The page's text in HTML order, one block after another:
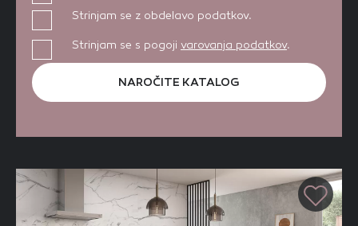
Strinjam se z obdelavo podatkov.
Strinjam se s pogoji varovanja podatkov.
NAROČITE KATALOG